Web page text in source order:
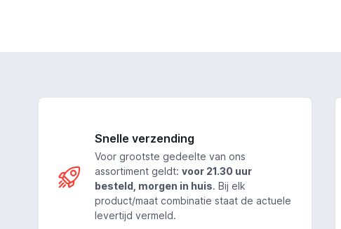
Snelle verzending
Voor grootste gedeelte van ons
assortiment geldt: voor 21.30 uur
besteld, morgen in huis. Bij elk
product/maat combinatie staat de actuele
levertijd vermeld.